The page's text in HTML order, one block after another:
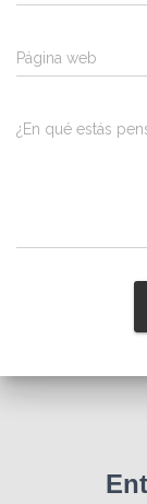
Página web
¿En qué estás